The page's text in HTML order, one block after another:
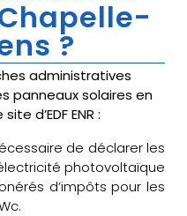
?
administratives
panneaux solaires en
d’EDF ENR :
de déclarer les
photovoltaïque
d’impôts pour les